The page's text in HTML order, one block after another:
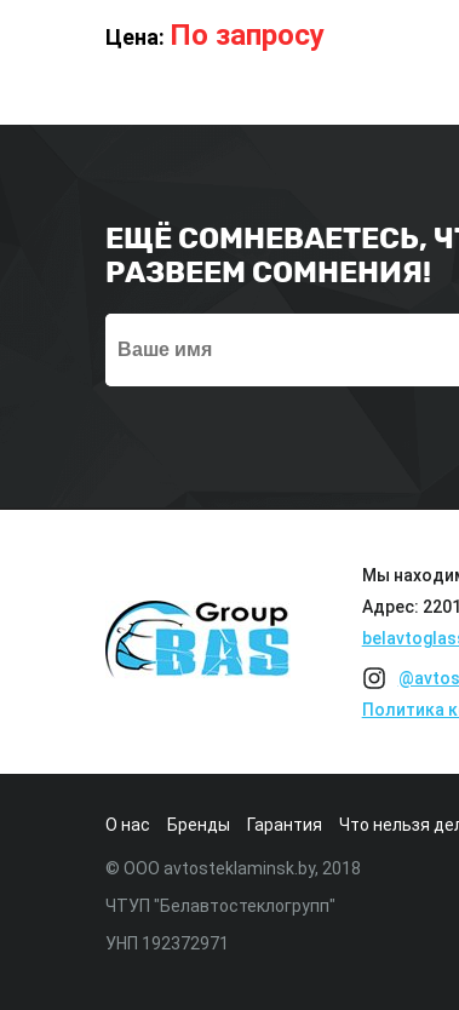
Цена: По запросу
ЕЩЁ СОМНЕВАЕТЕСЬ,
РАЗВЕЕМ СОМНЕНИЯ!
Мы
Адрес:
Политика
О нас Бренды Гарантия Что нельзя
© ООО avtosteklaminsk.by, 2018
ЧТУП "Белавтостеклогрупп"
УНП 192372971